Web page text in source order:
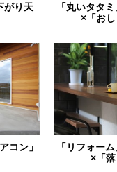
がり天
「丸いタタ
×「おし
コン」
「リフォー
×「落